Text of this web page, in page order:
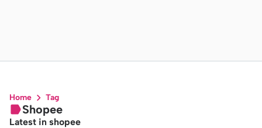
Home Tag
Shopee
Latest in shopee